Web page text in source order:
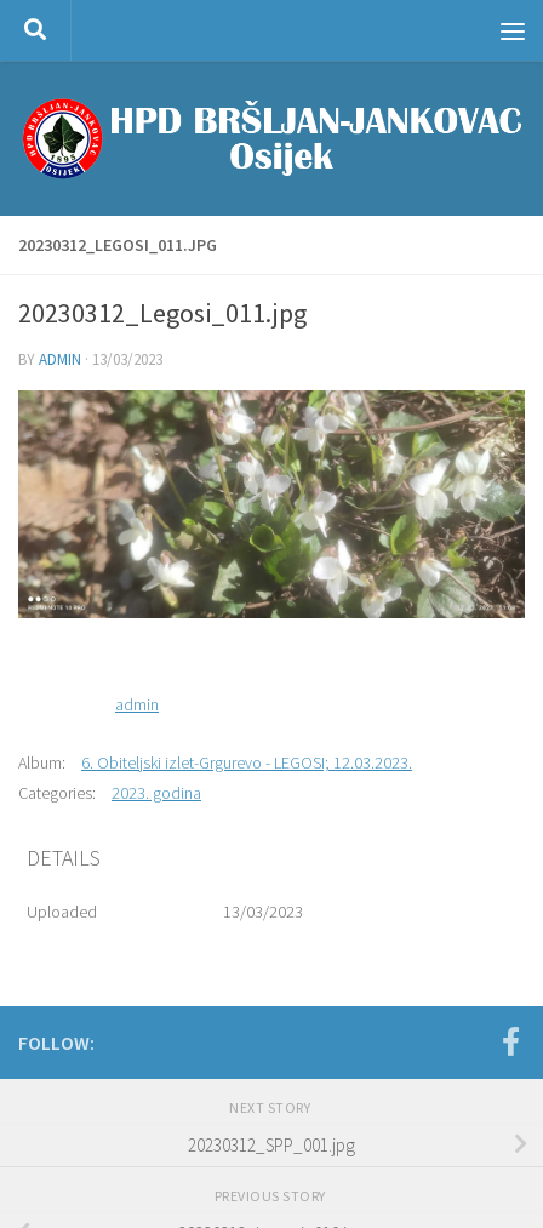
Skip to content
20230312_LEGOSI_011.JPG
20230312_Legosi_011.jpg
BYADMIN · 13/03/2023
admin
Album:
6. Obiteljski izlet-Grgurevo - LEGOSI; 12.03.2023.
Categories:
2023. godina
DETAILS
Uploaded 13/03/2023
FOLLOW:
NEXT STORY
20230312_SPP_001.jpg
PREVIOUS STORY